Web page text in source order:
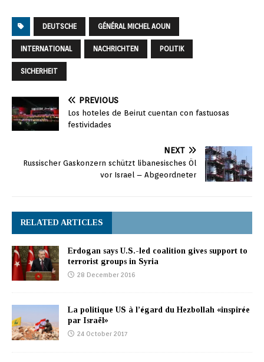
DEUTSCHE GÉNÉRAL MICHEL AOUN
INTERNATIONAL NACHRICHTEN POLITIK
SICHERHEIT
PREVIOUS
Los hoteles de Beirut cuentan con fastuosas
festividades
NEXT
Russischer Gaskonzern schützt libanesisches Öl
vor Israel – Abgeordneter
RELATED ARTICLES
Erdogan says U.S.-led coalition gives support to
terrorist groups in Syria
28 December 2016
La politique US à l’égard du Hezbollah «inspirée
par Israël»
24 October 2017